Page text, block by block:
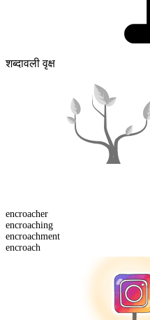
शब्दावली वृक्ष
encroacher
encroaching
encroachment
encroach